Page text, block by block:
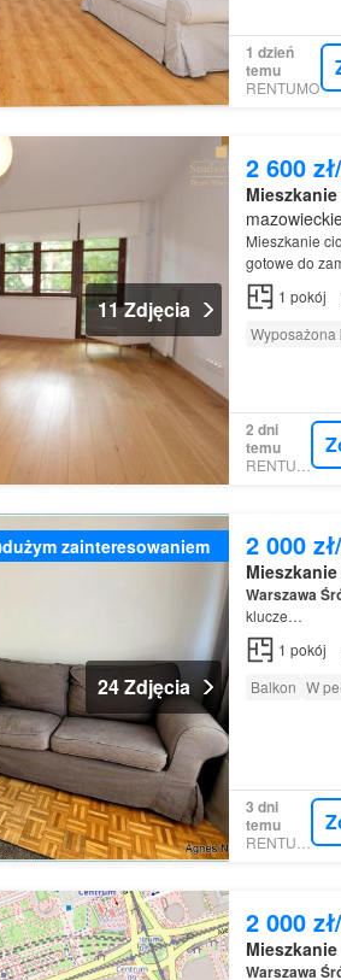
1 dzień
temu
RENTUMO
11 Zdjęcia
2 600
Mieszkanie
Mieszkanie
gotowe do
1 pokój
Wyposażona
2 dni
temu
RENTUMO
dużym zainteresowaniem
24 Zdjęcia
2 000
Mieszkanie
Warszawa
klucze…
1 pokój
Balkon W
3 dni
temu
RENTUMO
2 000
Mieszkanie
Warszawa